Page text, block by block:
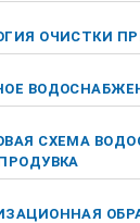
ОЧИСТКИ
СХЕМА